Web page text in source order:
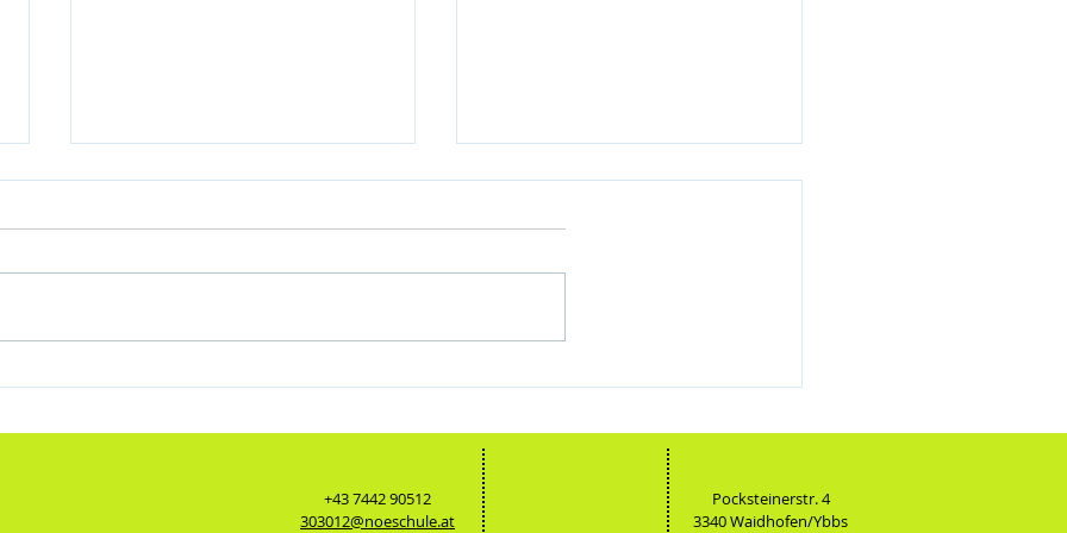
Pocksteinerstr. 4
3340 Waidhofen/Ybbs
+43 7442 90512
303012@noeschule.at